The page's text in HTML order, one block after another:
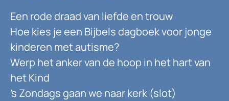
Een rode draad van liefde en trouw
Hoe kies je een Bijbels dagboek voor jonge
kinderen met autisme?
Werp het anker van de hoop in het hart van
het Kind
’s Zondags gaan we naar kerk (slot)